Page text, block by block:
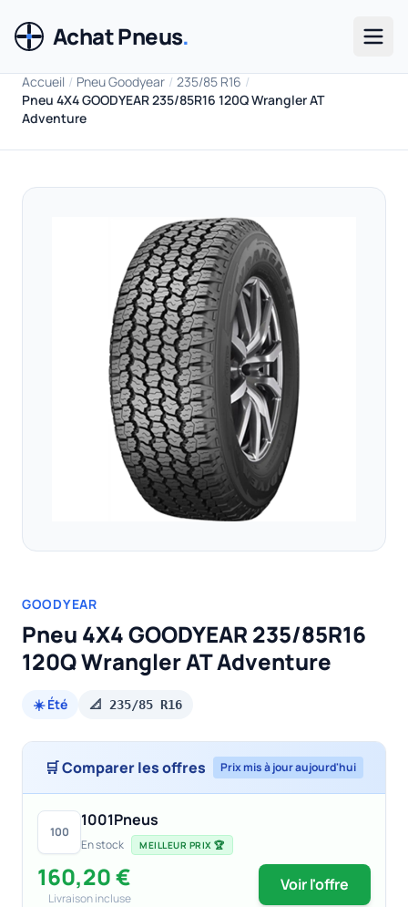
Achat Pneus.
Accueil / Pneu Goodyear / 235/85 R16 /
Pneu 4X4 GOODYEAR 235/85R16 120Q Wrangler AT
Adventure
GOODYEAR
Pneu 4X4 GOODYEAR 235/85R16
120Q Wrangler AT Adventure
☀️ Été 📐 235/85 R16
🛒 Comparer les offres Prix mis à jour aujourd'hui
100
1001Pneus
En stock MEILLEUR PRIX 🏆
160,20 €
Livraison incluse
Voir l'offre